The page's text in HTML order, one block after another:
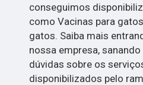
conseguimos
como Vacinas para
gatos. Saiba mais
nossa empresa,
dúvidas sobre os
disponibilizados pelo